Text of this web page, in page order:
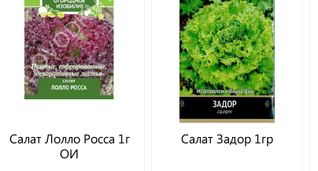
Салат Лолло Росса 1г
ОИ
Салат Задор 1гр